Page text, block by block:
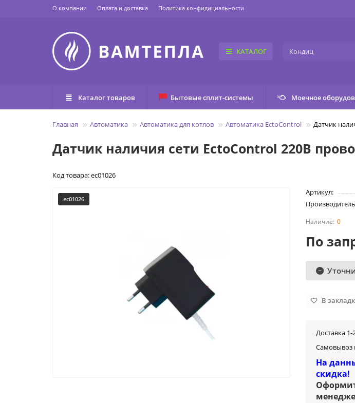
О компании Оплата и доставка Политика конфидициальности
КАТАЛОГ
Каталог товаров Бытовые сплит-системы Моечное
Главная Автоматика Автоматика для котлов Автоматика EctoControl Датчик
Датчик наличия сети EctoControl 220В
Код товара: ec01026
ec01026
Артикул:
0
По
В
Доставка
Самовывоз
На
скидка!